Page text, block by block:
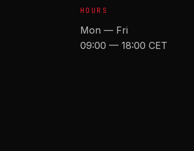
HOURS
Mon — Fri
09:00 — 18:00 CET